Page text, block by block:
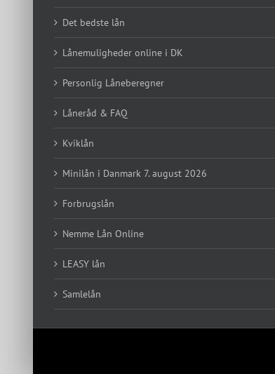
Det bedste lån
Lånemuligheder online i DK
Personlig Låneberegner
Låneråd & FAQ
Kviklån
Minilån i Danmark 7. august 2026
Forbrugslån
Nemme Lån Online
LEASY lån
Samlelån